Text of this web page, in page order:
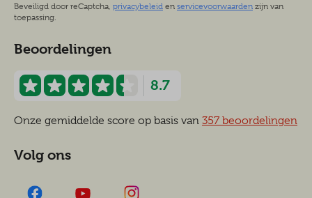
Beveiligd door reCaptcha, privacybeleid en servicevoorwaarden zijn van
toepassing.
Beoordelingen
8.7
Onze gemiddelde score op basis van 357 beoordelingen
Volg ons